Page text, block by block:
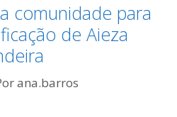
comunidade para
de Aieza
ana.barros